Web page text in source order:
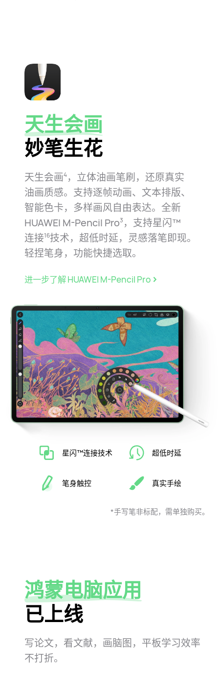
天生会画
妙笔生花
天生会画4，立体油画笔刷，还原真实
油画质感。支持逐帧动画、文本排版、
智能色卡，多样画风自由表达。全新
HUAWEI M-Pencil Pro3 ，支持星闪™
连接16技术，超低时延，灵感落笔即现。
轻捏笔身，功能快捷选⁠取。
进一步了解 HUAWEI M-Pencil Pro
星闪™连接技术 超低时延
笔身触控 真实手绘
*手写笔非标配，需单独购⁠买⁠。
鸿蒙电脑应用
已上线
写论文，看文献，画脑图，平板学习效率
不打⁠折。